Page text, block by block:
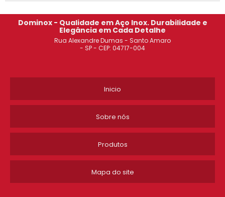
VENDA DE ESTANTE DE AÇO SÃO PAULO
ROUPEIRO DE AÇO COM 8 PORTAS SÃO JOSÉ DOS CAMPOS
ARMÁRIO DE AÇO 2 PORTAS ITAIM PAULISTA
ESTANTE DE AÇO PARA ARQUIVO MORTO SÃO BERNARDO DO
Dominox - Qualidade em Aço Inox. Durabilidade e
Elegância em Cada Detalhe
Rua Alexandre Dumas - Santo Amaro
- SP - CEP: 04717-004
Inicio
Sobre nós
Produtos
Mapa do site